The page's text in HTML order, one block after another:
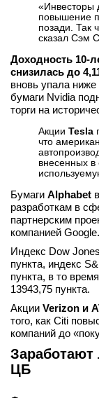
«Инвесторы
повышение
позади. Так
сказал Сэм
Доходность 10-
снизилась до
вновь упала
бумаги Nvidia
торги на
Акции Tesla
что
внесенных в
Бумаги Alphabet
разработкам в
партнерским
компанией Google.
Индекс Dow
пункта, индекс
пункта, в то
13943,75 пункта.
Акции Verizon и
того, как Citi
компаний до
Заработают
ЦБ